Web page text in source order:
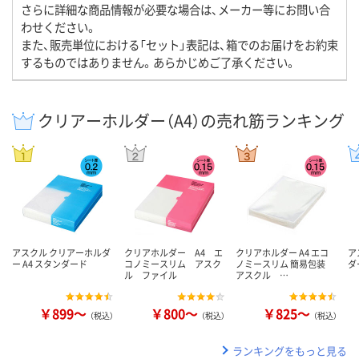
さらに詳細な商品情報が必要な場合は、メーカー等にお問い合
わせください。
また、販売単位における「セット」表記は、箱でのお届けをお約束
するものではありません。あらかじめご了承ください。
クリアーホルダー（A4）の売れ筋ランキング
アスクル クリアーホルダ
ー A4 スタンダード
￥899～ （税込）
クリアホルダー A4 エ
コノミースリム アスク
ル ファイル
￥800～ （税込）
クリアホルダー A4 エコ
ノミースリム 簡易包装
アスクル …
￥825～ （税込）
ランキングをもっと見る